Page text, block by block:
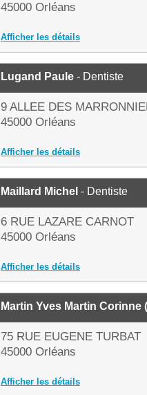
45000 Orléans
Afficher les détails
Lugand Paule - Dentiste
9 ALLEE DES
45000 Orléans
Afficher les détails
Maillard Michel - Dentiste
6 RUE LAZARE CARNOT
45000 Orléans
Afficher les détails
Martin Yves Martin Corinne
75 RUE EUGENE TURBAT
45000 Orléans
Afficher les détails